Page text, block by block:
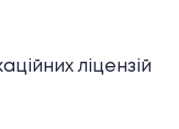
ліцензій